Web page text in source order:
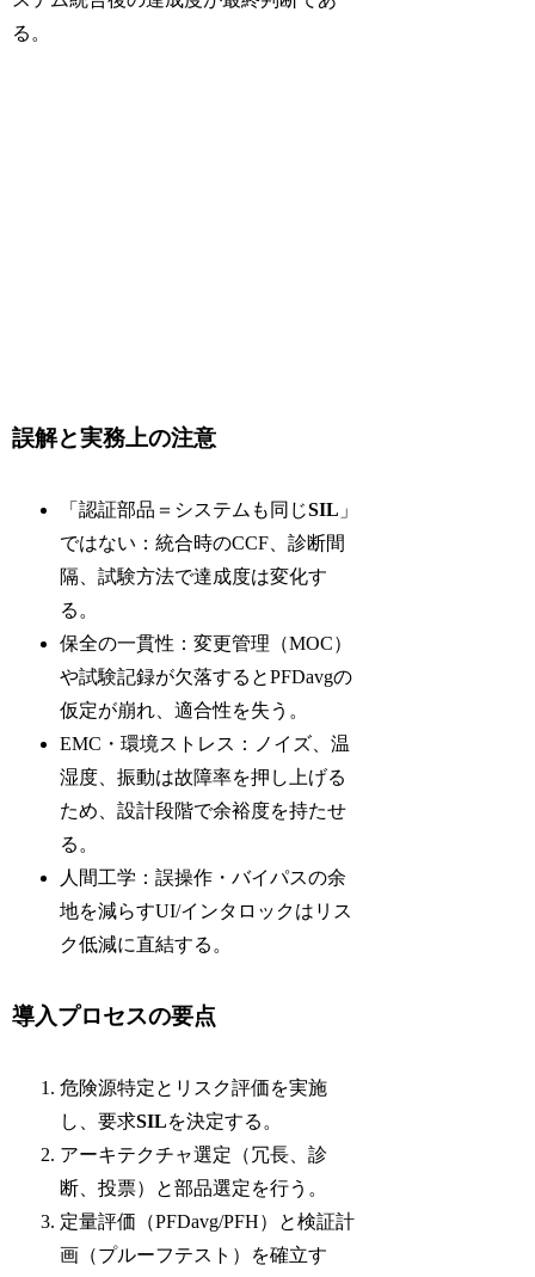
る。
誤解と実務上の注意
「認証部品＝システムも同じSIL 」
ではない：統合時のCCF、診断間
隔、試験方法で達成度は変化す
る。
保全の一貫性：変更管理（MOC）
や試験記録が欠落するとPFDavgの
仮定が崩れ、適合性を失う。
EMC・環境ストレス：ノイズ、温
湿度、振動は故障率を押し上げる
ため、設計段階で余裕度を持たせ
る。
人間工学：誤操作・バイパスの余
地を減らすUI/インタロックはリス
ク低減に直結する。
導入プロセスの要点
危険源特定とリスク評価を実施
し、要求SILを決定する。
アーキテクチャ選定（冗長、診
断、投票）と部品選定を行う。
定量評価（PFDavg/PFH）と検証計
画（プルーフテスト）を確立す